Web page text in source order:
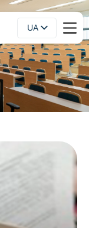
UA
EN